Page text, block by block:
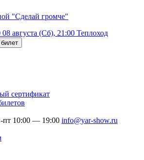
"Сделай громче"
08 августа (Сб), 21:00 Теплоход
сертификат
пт 10:00 — 19:00 info@yar-show.ru